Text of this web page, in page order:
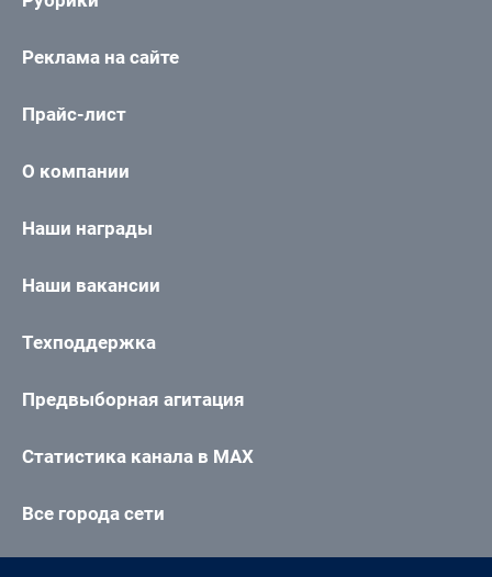
Реклама на сайте
Прайс-лист
О компании
Наши награды
Наши вакансии
Техподдержка
Предвыборная агитация
Статистика канала в MAX
Все города сети